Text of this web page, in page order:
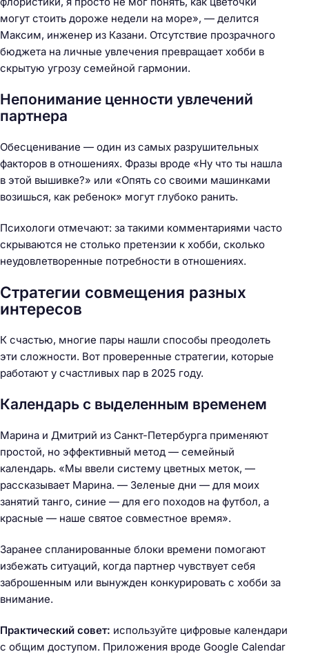
могут стоить дороже недели на море», — делится
Максим, инженер из Казани. Отсутствие прозрачного
бюджета на личные увлечения превращает хобби в
скрытую угрозу семейной гармонии.
Непонимание ценности увлечений
партнера
Обесценивание — один из самых разрушительных
факторов в отношениях. Фразы вроде «Ну что ты нашла
в этой вышивке?» или «Опять со своими машинками
возишься, как ребенок» могут глубоко ранить.
Психологи отмечают: за такими комментариями часто
скрываются не столько претензии к хобби, сколько
неудовлетворенные потребности в отношениях.
Стратегии совмещения разных
интересов
К счастью, многие пары нашли способы преодолеть
эти сложности. Вот проверенные стратегии, которые
работают у счастливых пар в 2025 году.
Календарь с выделенным временем
Марина и Дмитрий из Санкт-Петербурга применяют
простой, но эффективный метод — семейный
календарь. «Мы ввели систему цветных меток, —
рассказывает Марина. — Зеленые дни — для моих
занятий танго, синие — для его походов на футбол, а
красные — наше святое совместное время».
Заранее спланированные блоки времени помогают
избежать ситуаций, когда партнер чувствует себя
заброшенным или вынужден конкурировать с хобби за
внимание.
Практический совет: используйте цифровые календари
с общим доступом. Приложения вроде Google Calendar